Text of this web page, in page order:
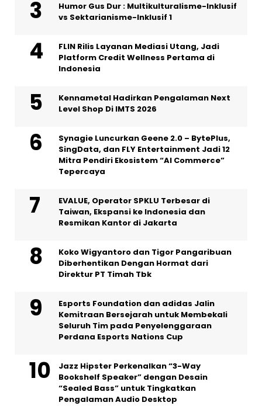
Humor Gus Dur : Multikulturalisme-Inklusif
vs Sektarianisme-Inklusif 1
FLIN Rilis Layanan Mediasi Utang, Jadi
Platform Credit Wellness Pertama di
Indonesia
Kennametal Hadirkan Pengalaman Next
Level Shop Di IMTS 2026
Synagie Luncurkan Geene 2.0 – BytePlus,
SingData, dan FLY Entertainment Jadi 12
Mitra Pendiri Ekosistem “AI Commerce”
Tepercaya
EVALUE, Operator SPKLU Terbesar di
Taiwan, Ekspansi ke Indonesia dan
Resmikan Kantor di Jakarta
Koko Wigyantoro dan Tigor Pangaribuan
Diberhentikan Dengan Hormat dari
Direktur PT Timah Tbk
Esports Foundation dan adidas Jalin
Kemitraan Bersejarah untuk Membekali
Seluruh Tim pada Penyelenggaraan
Perdana Esports Nations Cup
Jazz Hipster Perkenalkan “3-Way
Bookshelf Speaker” dengan Desain
“Sealed Bass” untuk Tingkatkan
Pengalaman Audio Desktop